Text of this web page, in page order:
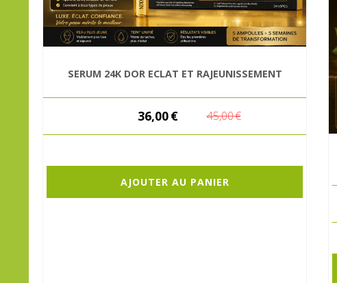
SERUM 24K DOR ECLAT ET RAJEUNISSEMENT
36,00€ 45,00€
AJOUTER AU PANIER